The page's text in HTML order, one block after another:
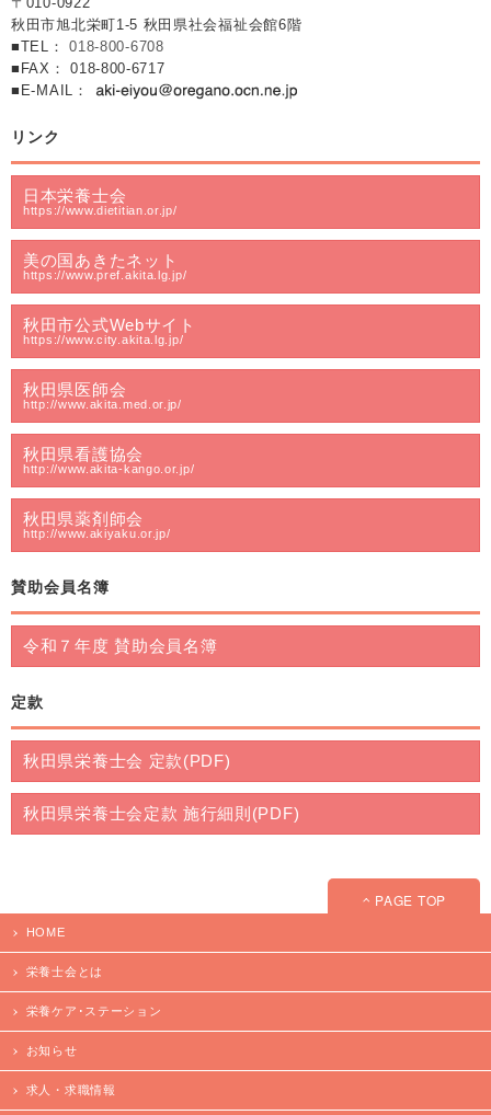
〒010-0922
秋田市旭北栄町1-5 秋田県社会福祉会館6階
■TEL：018-800-6708
■FAX： 018-800-6717
■E-MAIL：
リンク
日本栄養士会
https://www.dietitian.or.jp/
美の国あきたネット
https://www.pref.akita.lg.jp/
秋田市公式Webサイト
https://www.city.akita.lg.jp/
秋田県医師会
http://www.akita.med.or.jp/
秋田県看護協会
http://www.akita-kango.or.jp/
秋田県薬剤師会
http://www.akiyaku.or.jp/
賛助会員名簿
令和７年度 賛助会員名簿
定款
秋田県栄養士会 定款(PDF)
秋田県栄養士会定款 施行細則(PDF)
PAGE TOP
HOME
栄養士会とは
栄養ケア･ステーション
お知らせ
求人・求職情報